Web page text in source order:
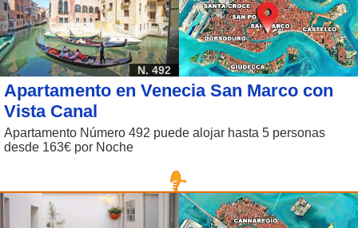
N. 492
Apartamento en Venecia San Marco con
Vista Canal
Apartamento Número 492 puede alojar hasta 5 personas
desde 163€ por Noche